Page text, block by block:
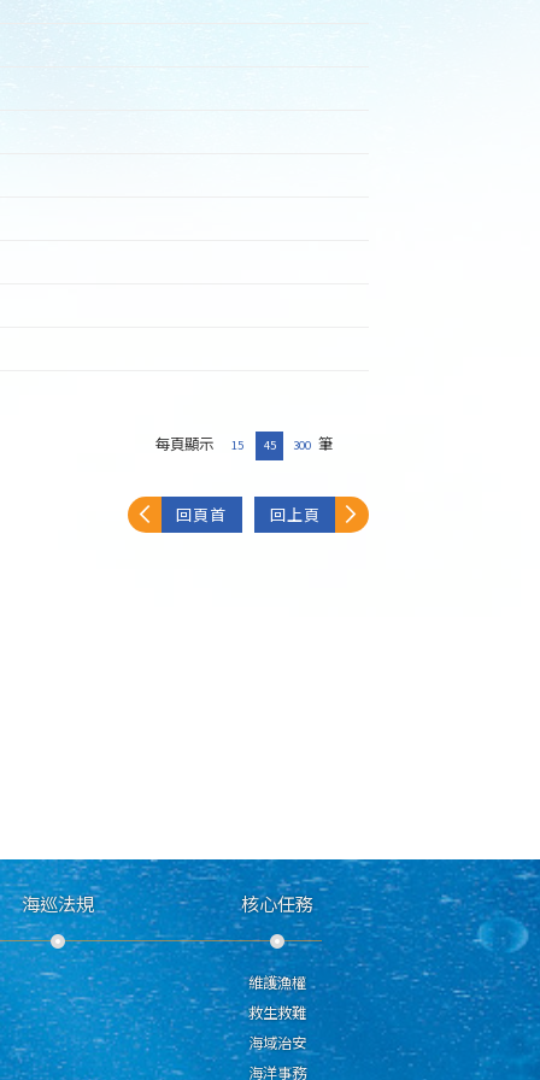
每頁顯示 15 45 300 筆
回頁首 回上頁
海巡法規 核心任務
維護漁權
救生救難
海域治安
海洋事務